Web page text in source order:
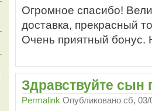
Огромное спасибо!
доставка, прекрасный
Очень приятный
Здравствуйте сын
Permalink Опубликованосб, 03/